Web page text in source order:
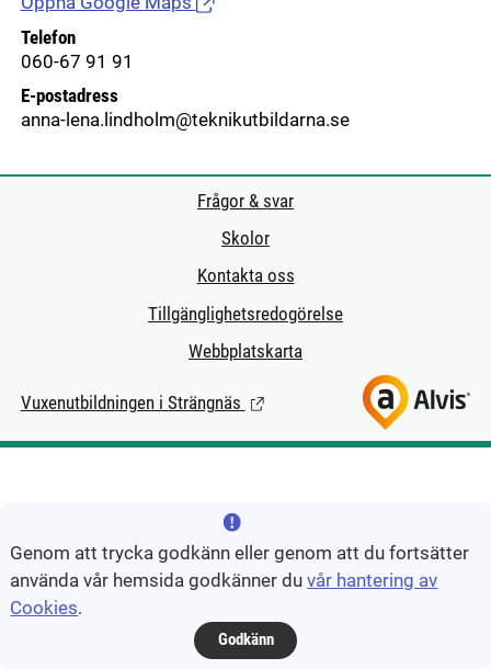
Telefon
060-67 91 91
E-postadress
anna-lena.lindholm@teknikutbildarna.se
Frågor & svar
Skolor
Kontakta oss
Tillgänglighetsredogörelse
Webbplatskarta
Vuxenutbildningen i Strängnäs (Länk till extern sida.)
Genom att trycka godkänn eller genom att du fortsätter
använda vår hemsida godkänner duvår hantering av
Cookies.
Godkänn